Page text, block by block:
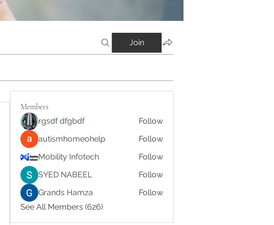
Join
Members
rgsdf dfgbdf
Follow
autismhomeohelp
Follow
Mobility Infotech
Follow
SYED NABEEL
Follow
Grands Hamza
Follow
See All Members (626)